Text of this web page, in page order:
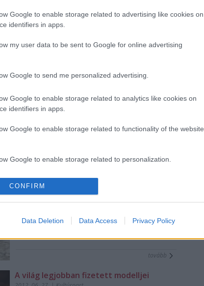
Google to enable storage related to advertising like cookies on
identifiers in apps.
my user data to be sent to Google for online advertising
Google to send me personalized advertising.
Google to enable storage related to analytics like cookies on
identifiers in apps.
Google to enable storage related to functionality of the website
Google to enable storage related to personalization.
Google to enable storage related to security, including
functionality and fraud prevention, and other user protection.
CONFIRM
Data Deletion Data Access Privacy Policy
Julia Roberts mosolyának titkát nagyapjának köszönheti.
Talán ez volt az egyetlen szépségápolási tanács, amit
Több mint negyed évszázada halott a királynő.
tovább
Kőkorszaki sminktrendek
2012. 07. 09.
A világ legrégebbi "sminkkészletének" tartott régészeti
tovább
A világ legjobban fizetett modelljei